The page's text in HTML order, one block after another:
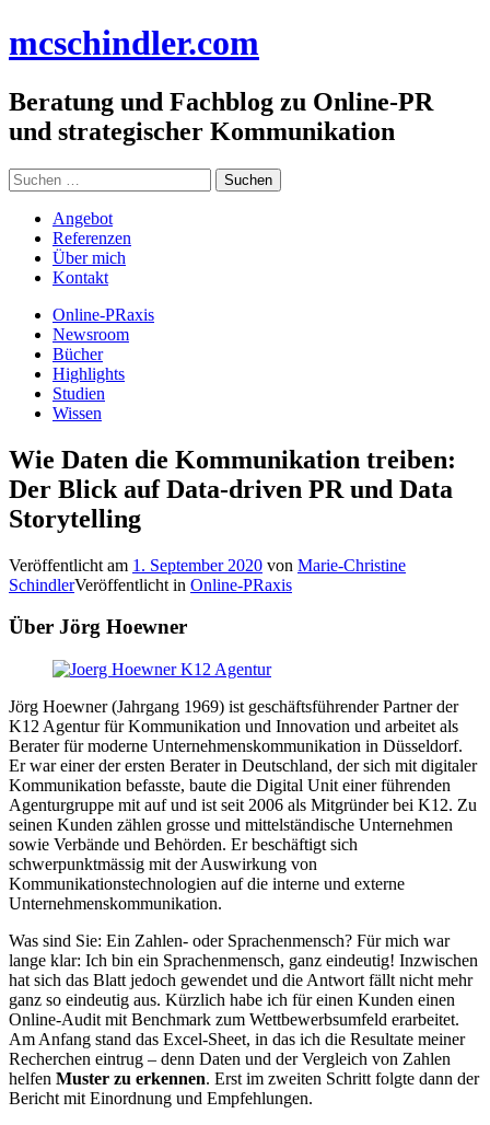
Inhalt
mcschindler.com
Beratung und Fachblog zu Online-PR
und strategischer Kommunikation
Suchen
nach:
Angebot
Referenzen
Über mich
Kontakt
Online-PRaxis
Newsroom
Bücher
Highlights
Studien
Wissen
Wie Daten die Kommunikation treiben:
Der Blick auf Data-driven PR und Data
Storytelling
Veröffentlicht am 1. September 2020 von Marie-Christine
SchindlerVeröffentlicht in Online-PRaxis
Über Jörg Hoewner
Jörg Hoewner (Jahrgang 1969) ist geschäftsführender Partner der
K12 Agentur für Kommunikation und Innovation und arbeitet als
Berater für moderne Unternehmenskommunikation in Düsseldorf.
Er war einer der ersten Berater in Deutschland, der sich mit digitaler
Kommunikation befasste, baute die Digital Unit einer führenden
Agenturgruppe mit auf und ist seit 2006 als Mitgründer bei K12. Zu
seinen Kunden zählen grosse und mittelständische Unternehmen
sowie Verbände und Behörden. Er beschäftigt sich
schwerpunktmässig mit der Auswirkung von
Kommunikationstechnologien auf die interne und externe
Unternehmenskommunikation.
Was sind Sie: Ein Zahlen- oder Sprachenmensch? Für mich war
lange klar: Ich bin ein Sprachenmensch, ganz eindeutig! Inzwischen
hat sich das Blatt jedoch gewendet und die Antwort fällt nicht mehr
ganz so eindeutig aus. Kürzlich habe ich für einen Kunden einen
Online-Audit mit Benchmark zum Wettbewerbsumfeld erarbeitet.
Am Anfang stand das Excel-Sheet, in das ich die Resultate meiner
Recherchen eintrug – denn Daten und der Vergleich von Zahlen
helfen Muster zu erkennen. Erst im zweiten Schritt folgte dann der
Bericht mit Einordnung und Empfehlungen.